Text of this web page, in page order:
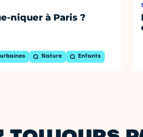
niquer à Paris ?
Nature Enfants